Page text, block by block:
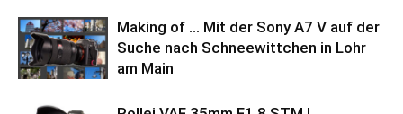
Making of … Mit der Sony A7 V auf der
Suche nach Schneewittchen in Lohr
am Main